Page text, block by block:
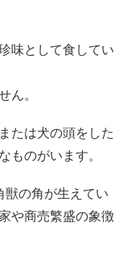
味として食してい
ん。
たは犬の頭をした
ものがいます。
獣の角が生えてい
や商売繁盛の象徴